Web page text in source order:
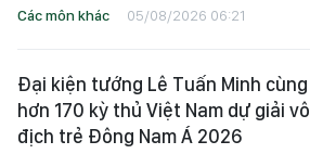
Các môn khác 05/08/2026 06:21
Đại kiện tướng Lê Tuấn Minh cùng
hơn 170 kỳ thủ Việt Nam dự giải vô
địch trẻ Đông Nam Á 2026